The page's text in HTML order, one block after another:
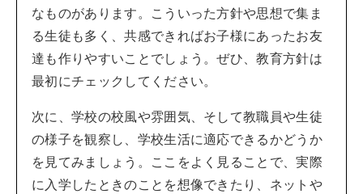
なものがあります。こういった方針や思想で集ま
る生徒も多く、共感できればお子様にあったお友
達も作りやすいことでしょう。ぜひ、教育方針は
最初にチェックしてください。
次に、学校の校風や雰囲気、そして教職員や生徒
の様子を観察し、学校生活に適応できるかどうか
を見てみましょう。ここをよく見ることで、実際
に入学したときのことを想像できたり、ネットや